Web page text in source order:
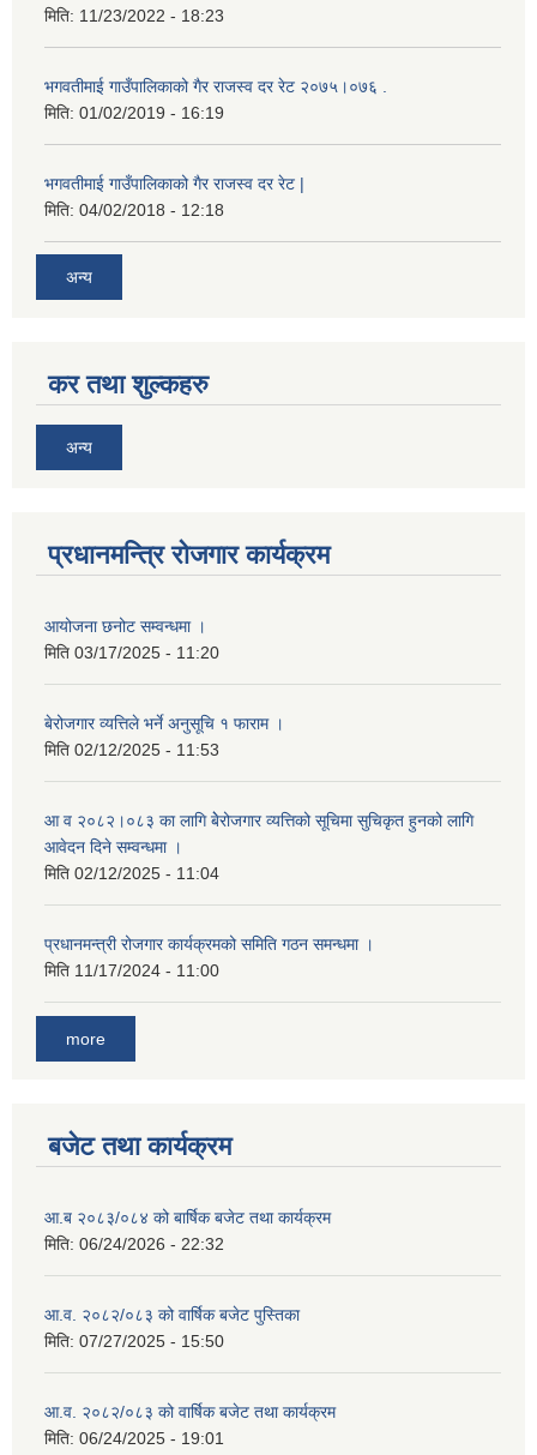
मिति: 11/23/2022 - 18:23
भगवतीमाई गाउँपालिकाको गैर राजस्व दर रेट २०७५।०७६ .
मिति: 01/02/2019 - 16:19
भगवतीमाई गाउँपालिकाको गैर राजस्व दर रेट |
मिति: 04/02/2018 - 12:18
अन्य
कर तथा शुल्कहरु
अन्य
प्रधानमन्त्रि रोजगार कार्यक्रम
आयोजना छनोट सम्वन्धमा ।
मिति 03/17/2025 - 11:20
बेरोजगार व्यत्तिले भर्ने अनुसूचि १ फाराम ।
मिति 02/12/2025 - 11:53
आ व २०८२।०८३ का लागि बेेरोजगार व्यत्तिको सूचिमा सुचिकृत हुनको लागि
आवेदन दिने सम्वन्धमा ।
मिति 02/12/2025 - 11:04
प्रधानमन्त्री रोजगार कार्यक्रमको समिति गठन समन्धमा ।
मिति 11/17/2024 - 11:00
more
बजेट तथा कार्यक्रम
आ.ब २०८३/०८४ को बार्षिक बजेट तथा कार्यक्रम
मिति: 06/24/2026 - 22:32
आ.व. २०८२/०८३ को वार्षिक बजेट पुस्तिका
मिति: 07/27/2025 - 15:50
आ.व. २०८२/०८३ को वार्षिक बजेट तथा कार्यक्रम
मिति: 06/24/2025 - 19:01